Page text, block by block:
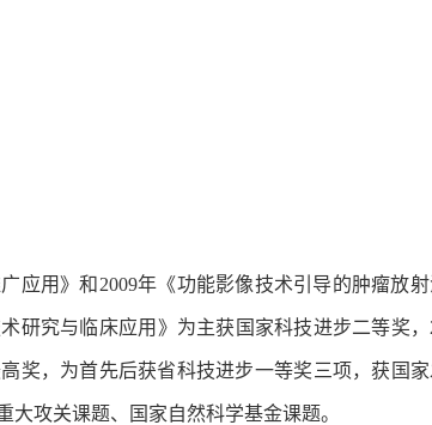
应用》和2009年《功能影像技术引导的肿瘤放
研究与临床应用》为主获国家科技进步二等奖
奖，为首先后获省科技进步一等奖三项，获国
大攻关课题、国家自然科学基金课题。